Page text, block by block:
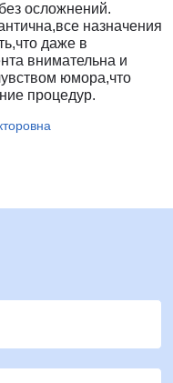
осложнений.
назначения
даже в
внимательна и
юмора,что
процедур.